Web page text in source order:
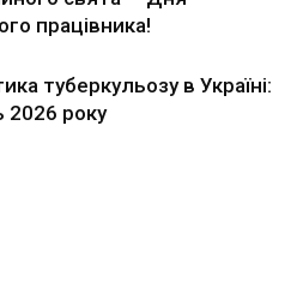
працівника!
туберкульозу в Україні:
2026 року